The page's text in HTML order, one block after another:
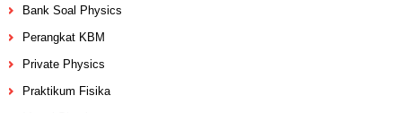
Bank Soal Physics
Perangkat KBM
Private Physics
Praktikum Fisika